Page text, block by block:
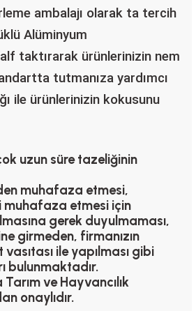
ambalajı olarak ta tercih
Alüminyum
taktırarak ürünlerinizin nem
tutmanıza yardımcı
ile ürünlerinizin kokusunu
uzun süre tazeliğinin
muhafaza etmesi,
muhafaza etmesi için
gerek duyulmaması,
girmeden, firmanızın
vasıtası ile yapılması gibi
bulunmaktadır.
ve Hayvancılık
onaylıdır.